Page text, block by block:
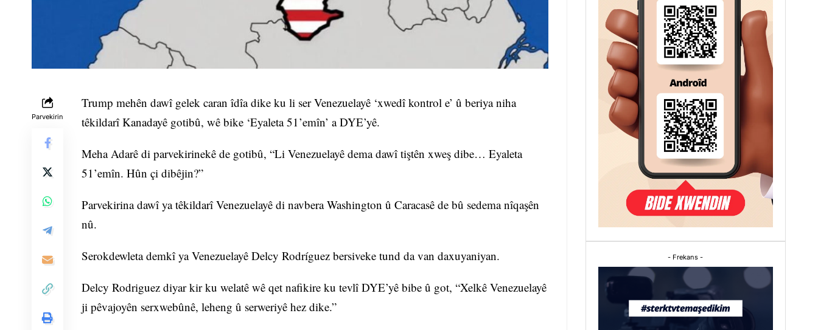
Parvekirin
Trump mehên dawî gelek caran îdîa dike ku li ser Venezuelayê ‘xwedî kontrol e’ û beriya niha
têkildarî Kanadayê gotibû, wê bike ‘Eyaleta 51’emîn’ a DYE’yê.
Meha Adarê di parvekirinekê de gotibû, “Li Venezuelayê dema dawî tiştên xweş dibe… Eyaleta
51’emîn. Hûn çi dibêjin?”
Parvekirina dawî ya têkildarî Venezuelayê di navbera Washington û Caracasê de bû sedema nîqaşên
nû.
Serokdewleta demkî ya Venezuelayê Delcy Rodríguez bersiveke tund da van daxuyaniyan.
Delcy Rodriguez diyar kir ku welatê wê qet nafikire ku tevlî DYE’yê bibe û got, “Xelkê Venezuelayê
ji pêvajoyên serxwebûnê, leheng û serweriyê hez dike.”
- Frekans -